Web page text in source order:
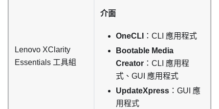
Lenovo XClarity
Essentials 工具組
介面
OneCLI
：CLI 應用程式
Bootable Media
Creator ：CLI 應用程
式、GUI 應用程式
UpdateXpress ：GUI 應
用程式